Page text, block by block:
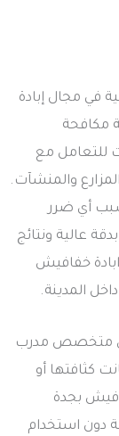
في مجال إبادة
مكافحة
للتعامل مع
والمنشآت.
أي ضرر
عالية ونتائج
خفافيش
المدينة.
متخصص مدرب
كثافتها أو
بجدة
دون استخدام